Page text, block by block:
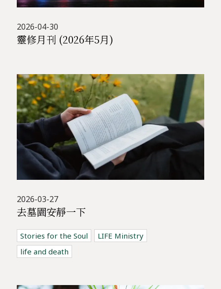
2026-04-30
靈修月刊 (2026年5月)
2026-03-27
去墓園安靜一下
Stories for the Soul
LIFE Ministry
life and death